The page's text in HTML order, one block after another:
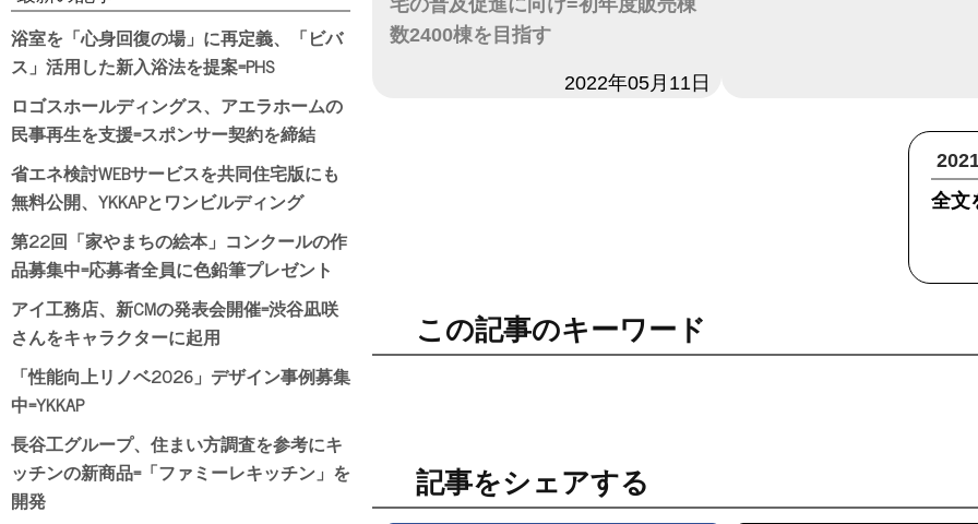
宅の普及促進に向け=初年度販売棟
数2400棟を目指す
2022年05月11日
全文
この記事のキーワード
記事をシェアする
浴室を「心身回復の場」に再定義、「ビバ
ス」活用した新入浴法を提案=PHS
ロゴスホールディングス、アエラホームの
民事再生を支援=スポンサー契約を締結
省エネ検討WEBサービスを共同住宅版にも
無料公開、YKKAPとワンビルディング
第22回「家やまちの絵本」コンクールの作
品募集中=応募者全員に色鉛筆プレゼント
アイ工務店、新CMの発表会開催=渋谷凪咲
さんをキャラクターに起用
「性能向上リノベ2026」デザイン事例募集
中=YKKAP
長谷工グループ、住まい方調査を参考にキ
ッチンの新商品=「ファミーレキッチン」を
開発